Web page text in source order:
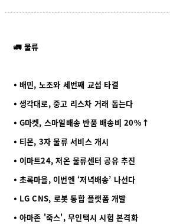
🚛 물류
⦁ 배민, 노조와 세번째 교섭 타결
⦁ 생각대로, 중고 리스차 거래 돕는다
⦁ G마켓, 스마일배송 반품 배송비 20%↑
⦁ 티몬, 3자 물류 서비스 개시
⦁ 이마트24, 저온 물류센터 공유 추진
⦁ 초록마을, 이번엔 ‘저녁배송’ 나선다
⦁ LG CNS, 로봇 통합 플랫폼 개발
⦁ 아마존 '죽스', 무인택시 시험 본격화